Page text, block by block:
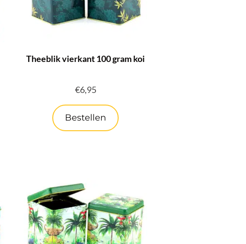
Theeblik vierkant 100 gram koi
€6,95
Bestellen